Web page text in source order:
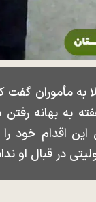
به مأموران گفت
به بهانه
این اقدام خود
در قبال او